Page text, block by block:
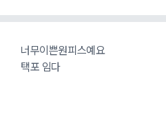
너무이쁜원피스예요
택포 임다